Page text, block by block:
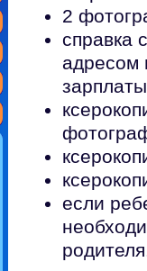
2
справка
адресом
если